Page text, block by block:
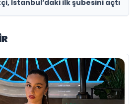
İstanbul’daki ilk şubesini açtı